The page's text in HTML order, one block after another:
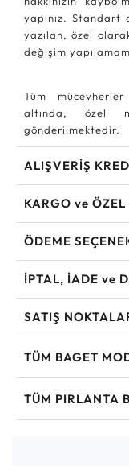
yapınız. Standart
yazılan, özel
değişim
Tüm
altında, özel
gönderilmektedir.
ALIŞVERİŞ
KARGO ve ÖZEL
ÖDEME
İPTAL, İADE ve
SATIŞ
TÜM BAGET
TÜM PIRLANTA